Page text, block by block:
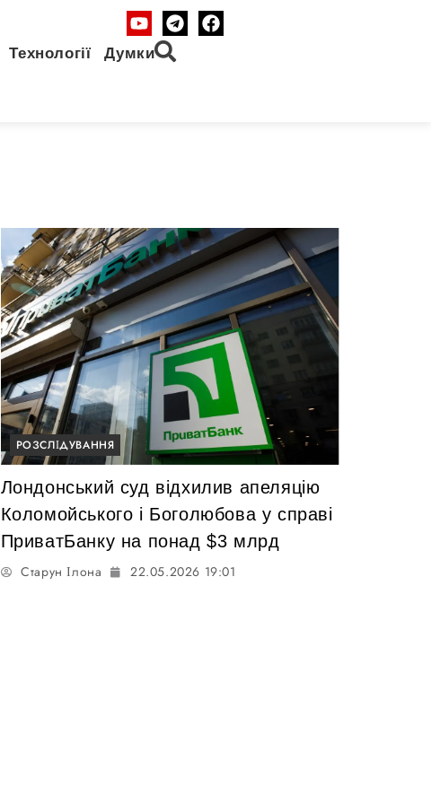
Технології Думки
РОЗСЛІДУВАННЯ
Лондонський суд відхилив апеляцію
Коломойського і Боголюбова у справі
ПриватБанку на понад $3 млрд
Старун Ілона 22.05.2026 19:01